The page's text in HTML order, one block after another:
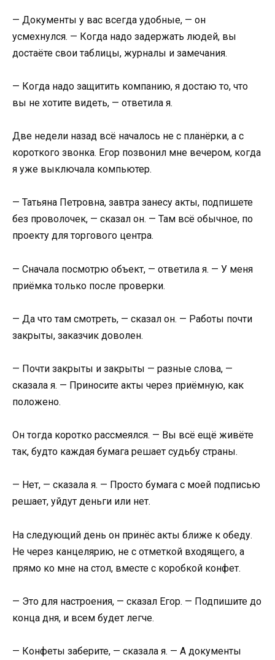
— Документы у вас всегда удобные, — он
усмехнулся. — Когда надо задержать людей, вы
достаёте свои таблицы, журналы и замечания.
— Когда надо защитить компанию, я достаю то, что
вы не хотите видеть, — ответила я.
Две недели назад всё началось не с планёрки, а с
короткого звонка. Егор позвонил мне вечером, когда
я уже выключала компьютер.
— Татьяна Петровна, завтра занесу акты, подпишете
без проволочек, — сказал он. — Там всё обычное, по
проекту для торгового центра.
— Сначала посмотрю объект, — ответила я. — У меня
приёмка только после проверки.
— Да что там смотреть, — сказал он. — Работы почти
закрыты, заказчик доволен.
— Почти закрыты и закрыты — разные слова, —
сказала я. — Приносите акты через приёмную, как
положено.
Он тогда коротко рассмеялся. — Вы всё ещё живёте
так, будто каждая бумага решает судьбу страны.
— Нет, — сказала я. — Просто бумага с моей подписью
решает, уйдут деньги или нет.
На следующий день он принёс акты ближе к обеду.
Не через канцелярию, не с отметкой входящего, а
прямо ко мне на стол, вместе с коробкой конфет.
— Это для настроения, — сказал Егор. — Подпишите до
конца дня, и всем будет легче.
— Конфеты заберите, — сказала я. — А документы